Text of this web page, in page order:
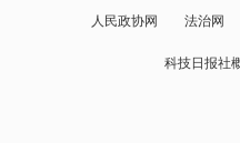
人民政协网
法治网
科技日报社